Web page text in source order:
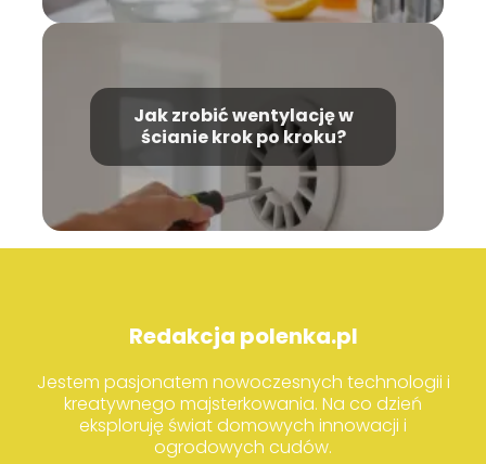
Jak zrobić wentylację w
ścianie krok po kroku?
Redakcja polenka.pl
Jestem pasjonatem nowoczesnych technologii i
kreatywnego majsterkowania. Na co dzień
eksploruję świat domowych innowacji i
ogrodowych cudów.